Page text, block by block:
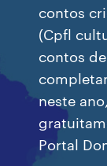
contos
(Cpfl
contos
neste
Portal